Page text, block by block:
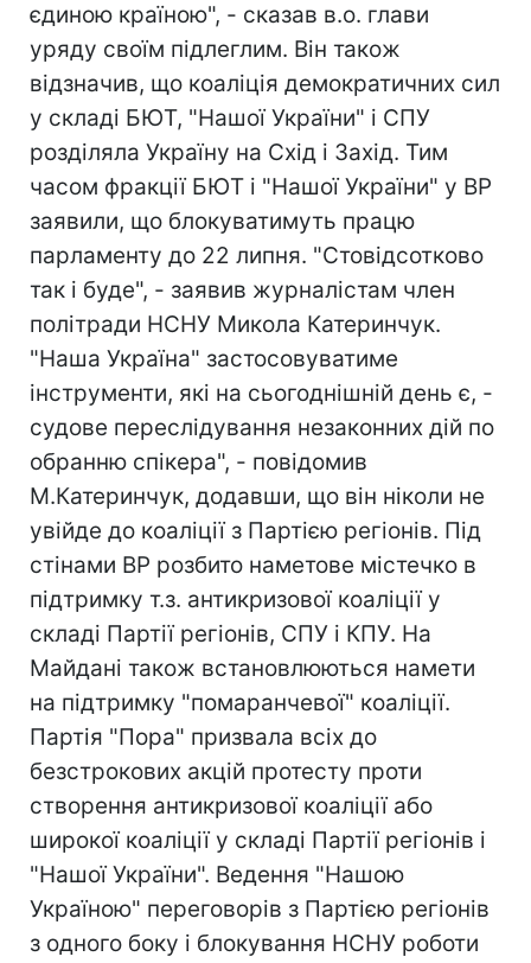
єдиною країною", - сказав в.о. глави
уряду своїм підлеглим. Він також
відзначив, що коаліція демократичних сил
у складі БЮТ, "Нашої України" і СПУ
розділяла Україну на Схід і Захід. Тим
часом фракції БЮТ і "Нашої України" у ВР
заявили, що блокуватимуть працю
парламенту до 22 липня. "Стовідсотково
так і буде", - заявив журналістам член
політради НСНУ Микола Катеринчук.
"Наша Україна" застосовуватиме
інструменти, які на сьогоднішній день є, -
судове переслідування незаконних дій по
обранню спікера", - повідомив
М.Катеринчук, додавши, що він ніколи не
увійде до коаліції з Партією регіонів. Під
стінами ВР розбито наметове містечко в
підтримку т.з. антикризової коаліції у
складі Партії регіонів, СПУ і КПУ. На
Майдані також встановлюються намети
на підтримку "помаранчевої" коаліції.
Партія "Пора" призвала всіх до
безстрокових акцій протесту проти
створення антикризової коаліції або
широкої коаліції у складі Партії регіонів і
"Нашої України". Ведення "Нашою
Україною" переговорів з Партією регіонів
з одного боку і блокування НСНУ роботи